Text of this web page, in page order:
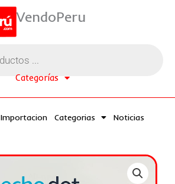
VendoPeru
Categorías
Importacion Categorias Noticias